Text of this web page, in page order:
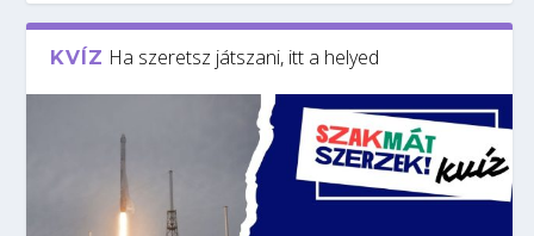
KVÍZ Ha szeretsz játszani, itt a helyed